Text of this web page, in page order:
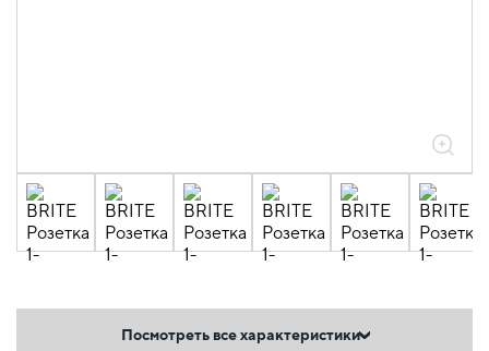
Посмотреть все характеристики